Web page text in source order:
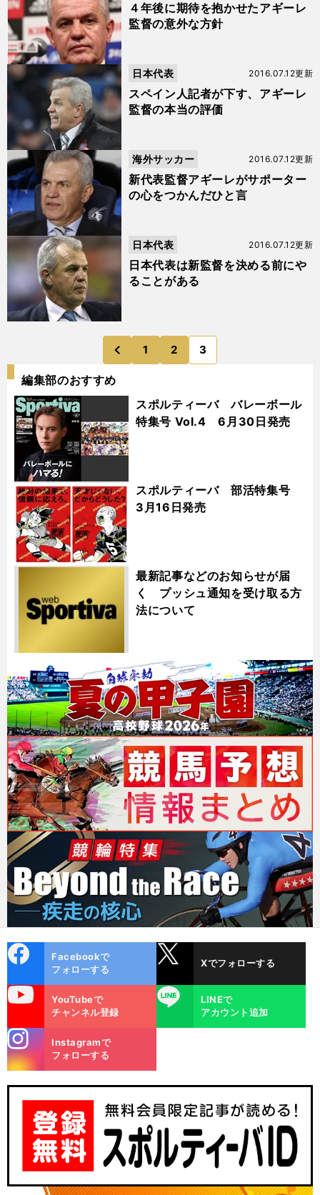
４年後に期待を抱かせたアギーレ
監督の意外な方針
スペイン人記者が下す、アギーレ
監督の本当の評価
2016.07.12更新
日本代表
新代表監督アギーレがサポーター
の心をつかんだひと言
2016.07.12更新
海外サッカー
日本代表は新監督を決める前にや
ることがある
2016.07.12更新
日本代表
前
のページへ
1 2 3
編集部のおすすめ
スポルティーバ バレーボール
特集号 Vol.4 6月30日発売
スポルティーバ 部活特集号
3月16日発売
最新記事などのお知らせが届
く プッシュ通知を受け取る方
法について
ok
Facebookで
フォローする
Xでフォローする
YouTubeで
チャンネル登録
LINE
LINEで
アカウント追加
m
Instagramで
フォローする